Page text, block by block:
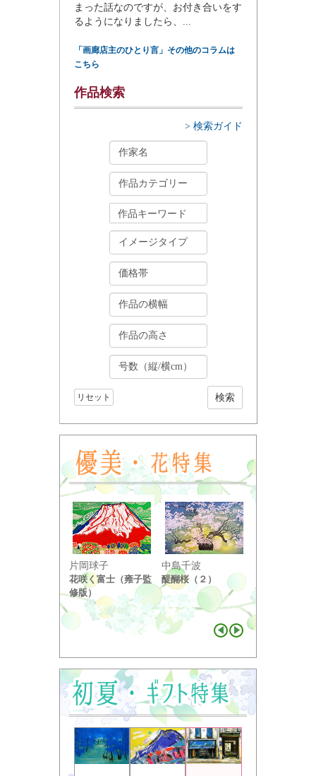
まった話なのですが、お付き合いをす
るようになりましたら、...
「画廊店主のひとり言」その他のコラムは
こちら
作品検索
> 検索ガイド
リセット
片岡球子
花咲く富士（雍子監
修版）
中島千波
醍醐桜（２）
り ...